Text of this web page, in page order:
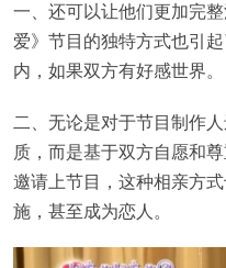
一、还可以让他们更加完
爱》节目的独特方式也引
内，如果双方有好感世界。
二、无论是对于节目制作
质，而是基于双方自愿和
邀请上节目，这种相亲方
施，甚至成为恋人。